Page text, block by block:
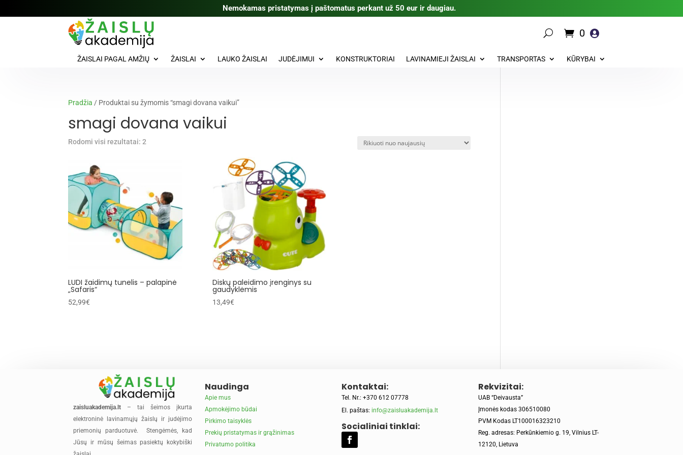
Nemokamas pristatymas į paštomatus perkant už 50 eur ir daugiau.
0 
ŽAISLAI PAGAL AMŽIŲ ŽAISLAI LAUKO ŽAISLAI JUDĖJIMUI KONSTRUKTORIAI LAVINAMIEJI ŽAISLAI TRANSPORTAS KŪRYBAI
Pradžia / Produktai su žymomis “smagi dovana vaikui”
smagi dovana vaikui
Rodomi visi rezultatai: 2
LUDI žaidimų tunelis – palapinė
„Safaris“
52,99€
Diskų paleidimo įrenginys su
gaudyklėmis
13,49€
zaisluakademija.lt – tai šeimos įkurta
elektroninė lavinamųjų žaislų ir judėjimo
priemonių parduotuvė. Stengėmės, kad
Jūsų ir mūsų šeimas pasiektų kokybiški
Naudinga
Apie mus
Apmokėjimo būdai
Pirkimo taisyklės
Prekių pristatymas ir grąžinimas
Privatumo politika
Kontaktai:
Tel. Nr.: +370 612 07778
El. paštas: info@zaisluakademija.lt
Socialiniai tinklai:
Rekvizitai:
UAB “Deivausta”
Įmonės kodas 306510080
PVM Kodas LT100016323210
Reg. adresas: Perkūnkiemio g. 19, Vilnius LT-
12120, Lietuva